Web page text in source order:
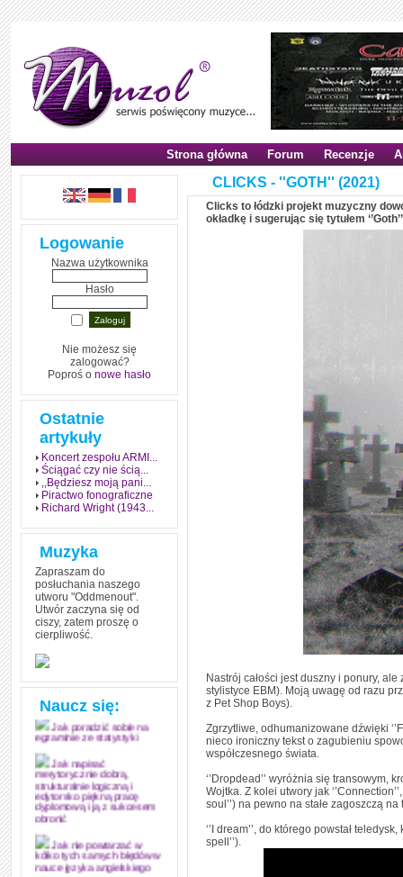
Strona główna Forum Recenzje
Logowanie
Nazwa użytkownika
Hasło
Nie możesz się
zalogować?
Poproś o nowe hasło
Ostatnie
artykuły
Koncert zespołu ARMI...
Ściągać czy nie ścią...
,,Będziesz moją pani...
Piractwo fonograficzne
Richard Wright (1943...
Muzyka
Zapraszam do
posłuchania naszego
utworu "Oddmenout".
Utwór zaczyna się od
ciszy, zatem proszę o
cierpliwość.
Naucz się:
Jak stworzyć fenomen
grozy w muzyce
Jak zdać każdy
mistrzów
Jak poradzić sobie na
egzaminie ze statystyki
Jak napisać
merytorycznie dobrą,
strukturalnie logiczną i
edytorsko piękną pracę
dyplomową i ją z sukcesem
obronić
Jak nie powtarzać w
kółko tych samych błędów w
nauce języka angielskiego
CLICKS - ''GOTH'' (2021)
Clicks to łódzki projekt muzyczny
okładkę i sugerując się tytułem
Nastrój całości jest duszny i ponury,
stylistyce EBM). Moją uwagę od razu
z Pet Shop Boys).
Zgrzytliwe, odhumanizowane dźwięki
nieco ironiczny tekst o zagubieniu
współczesnego świata.
‘’Dropdead’’ wyróżnia się transowym,
Wojtka. Z kolei utwory jak
soul’’) na pewno na stałe zagoszczą
‘’I dream’’, do którego powstał
spell’’).